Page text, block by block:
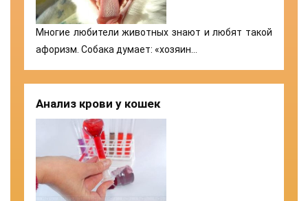
Многие любители животных знают и любят такой
афоризм. Собака думает: «хозяин…
Анализ крови у кошек